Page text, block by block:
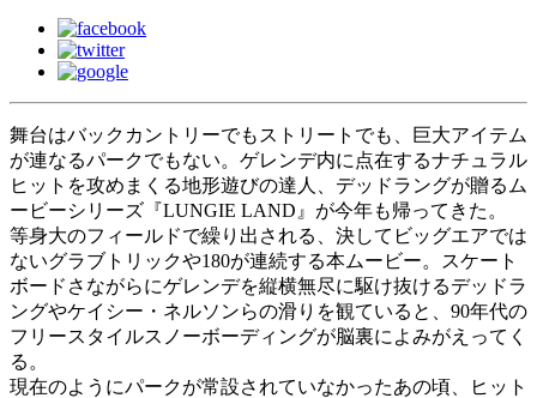
舞台はバックカントリーでもストリートでも、巨大アイテム
が連なるパークでもない。ゲレンデ内に点在するナチュラル
ヒットを攻めまくる地形遊びの達人、デッドラングが贈るム
ービーシリーズ『LUNGIE LAND』が今年も帰ってきた。
等身大のフィールドで繰り出される、決してビッグエアでは
ないグラブトリックや180が連続する本ムービー。スケート
ボードさながらにゲレンデを縦横無尽に駆け抜けるデッドラ
ングやケイシー・ネルソンらの滑りを観ていると、90年代の
フリースタイルスノーボーディングが脳裏によみがえってく
る。
現在のようにパークが常設されていなかったあの頃、ヒット